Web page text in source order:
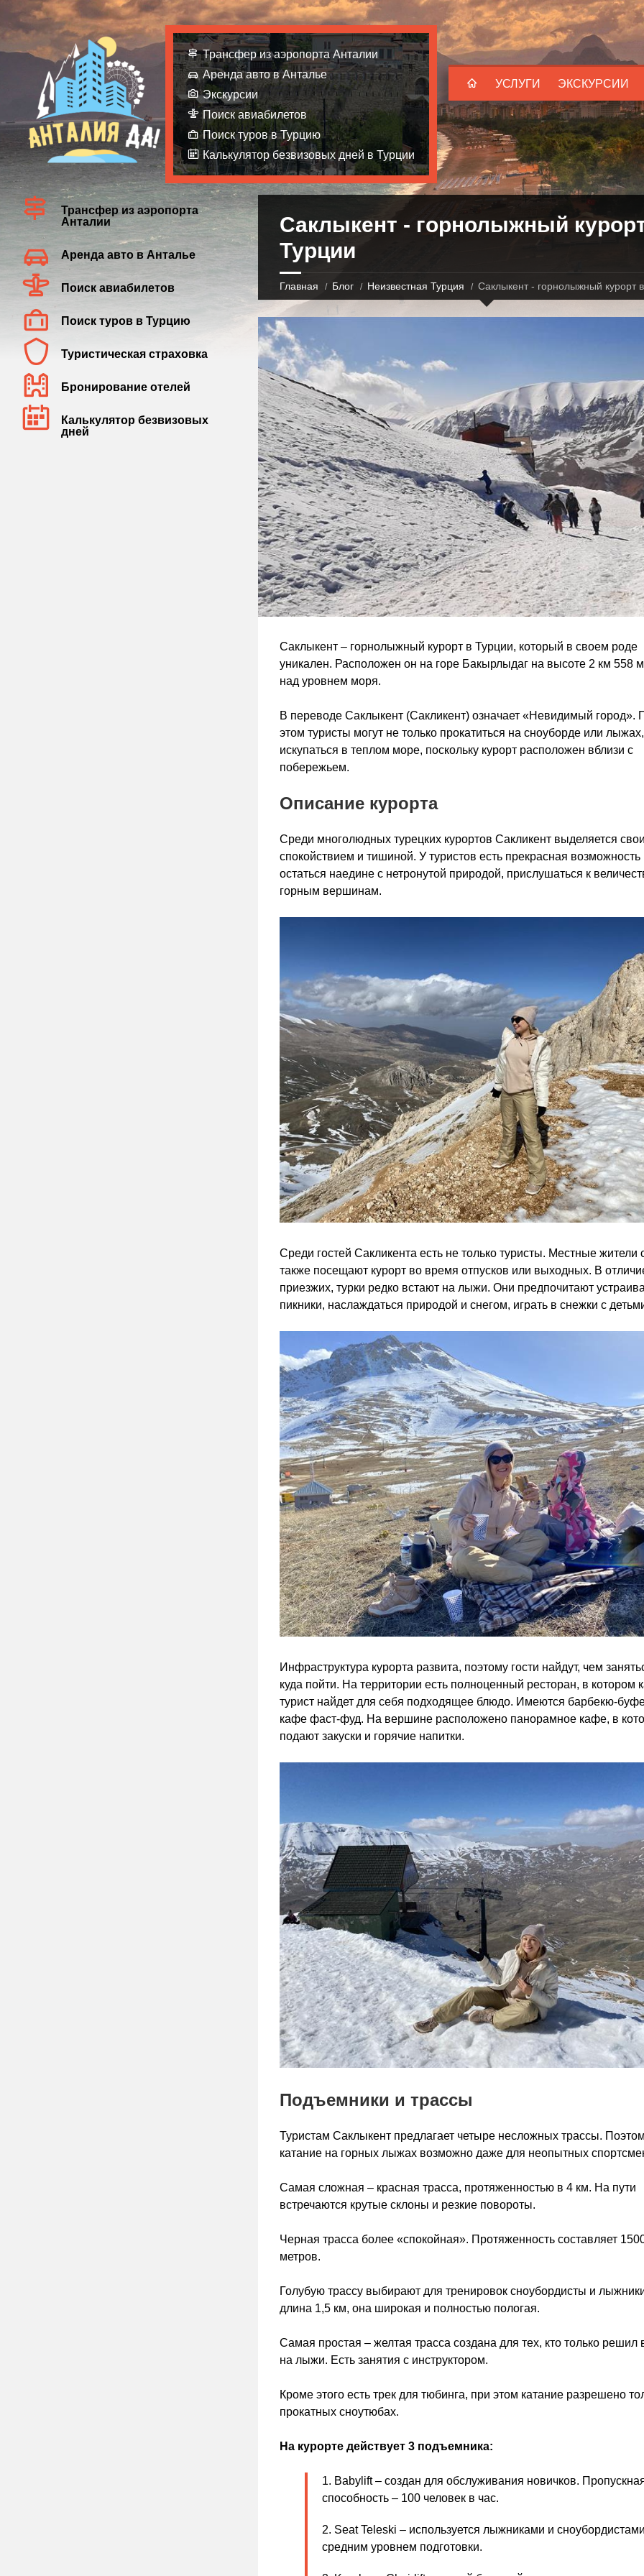
УСЛУГИ ЭКСКУРСИИ
Трансфер из аэропорта Анталии
Аренда авто в Анталье
Экскурсии
Поиск авиабилетов
Поиск туров в Турцию
Калькулятор безвизовых дней в Турции
Саклыкент - горнолыжный
Турции
Главная Блог Неизвестная Турция Саклыкент - горнолыжный курорт
Саклыкент – горнолыжный курорт в Турции, который в своем роде
уникален. Расположен он на горе Бакырлыдаг на высоте 2 км 558
над уровнем моря.
В переводе Саклыкент (Сакликент) означает «Невидимый город».
этом туристы могут не только прокатиться на сноуборде или
искупаться в теплом море, поскольку курорт расположен вблизи с
побережьем.
Описание курорта
Среди многолюдных турецких курортов Сакликент выделяется
спокойствием и тишиной. У туристов есть прекрасная возможность
остаться наедине с нетронутой природой, прислушаться к
горным вершинам.
Среди гостей Сакликента есть не только туристы. Местные жители
также посещают курорт во время отпусков или выходных. В
приезжих, турки редко встают на лыжи. Они предпочитают
пикники, наслаждаться природой и снегом, играть в снежки с
Инфраструктура курорта развита, поэтому гости найдут, чем
куда пойти. На территории есть полноценный ресторан, в котором
турист найдет для себя подходящее блюдо. Имеются барбекю-
кафе фаст-фуд. На вершине расположено панорамное кафе, в
подают закуски и горячие напитки.
Подъемники и трассы
Туристам Саклыкент предлагает четыре несложных трассы.
катание на горных лыжах возможно даже для неопытных
Самая сложная – красная трасса, протяженностью в 4 км. На пути
встречаются крутые склоны и резкие повороты.
Черная трасса более «спокойная». Протяженность составляет
метров.
Голубую трассу выбирают для тренировок сноубордисты и
длина 1,5 км, она широкая и полностью пологая.
Самая простая – желтая трасса создана для тех, кто только решил
на лыжи. Есть занятия с инструктором.
Кроме этого есть трек для тюбинга, при этом катание разрешено
прокатных сноутюбах.
На курорте действует 3 подъемника:
Babylift – создан для обслуживания новичков.
способность – 100 человек в час.
Seat Teleski – используется лыжниками и
средним уровнем подготовки.
Трансфер из аэропорта
Анталии
Аренда авто в Анталье
Поиск авиабилетов
Поиск туров в Турцию
Туристическая страховка
Бронирование отелей
Калькулятор безвизовых
дней